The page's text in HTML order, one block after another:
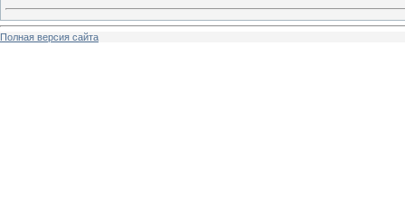
Полная версия сайта